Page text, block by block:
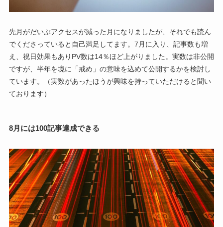
先月がだいぶアクセスが減った月になりましたが、それでも読ん
でくださっていると自己満足してます。7月に入り、記事数も増
え、祝日効果もありPV数は14％ほど上がりました。実数は非公開
ですが、半年を境に「戒め」の意味を込めて公開するかを検討し
ています。（実数があったほうが興味を持っていただけると聞い
ております）
8月には100記事達成できる